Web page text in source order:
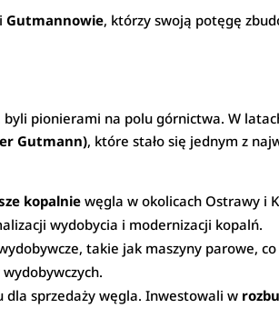
Gutmannowie, którzy swoją potęgę
byli pionierami na polu górnictwa. W
Gutmann), które stało się jednym z
kopalniewęgla w okolicach Ostrawy i
wydobycia i modernizacji kopalń.
takie jak maszyny parowe, co
sprzedaży węgla. Inwestowali w